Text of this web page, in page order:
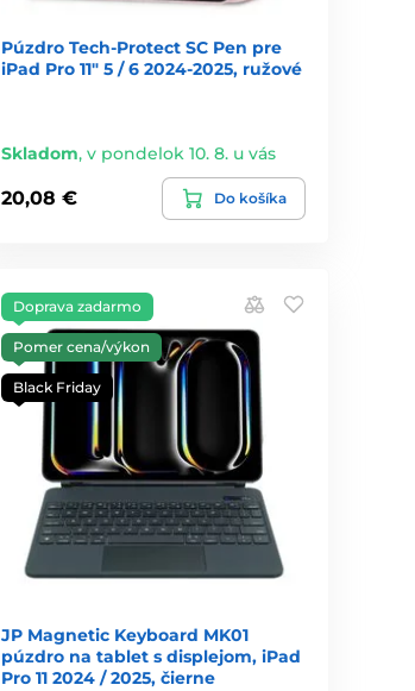
Púzdro Tech-Protect SC Pen pre
iPad Pro 11" 5 / 6 2024-2025, ružové
Skladom,v pondelok 10. 8. u vás
20,08 € Do košíka
Doprava zadarmo
Pomer cena/výkon
Black Friday
JP Magnetic Keyboard MK01
púzdro na tablet s displejom, iPad
Pro 11 2024 / 2025, čierne